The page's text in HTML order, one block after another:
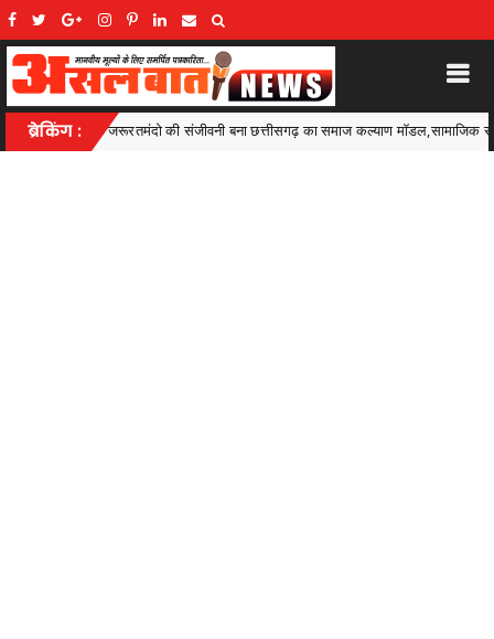
ब्रेकिंग :
समाज कल्याण मॉडल,सामाजिक सुरक्षा से आत्मनिर्भरता की राह पर Ambagarh